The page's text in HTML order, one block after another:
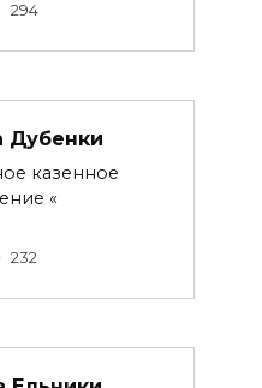
294
Дубенки
казенное
«
232